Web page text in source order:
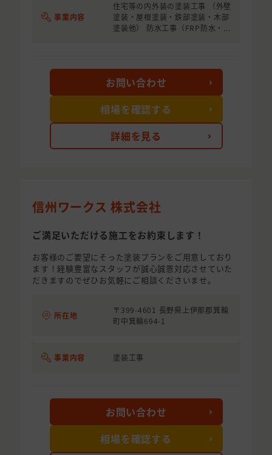
事業内容
住宅等の内外装の塗装工事 （外壁
塗装・屋根塗装・鉄部塗装・木部
塗装他） 防水工事（FRP防水・...
詳細を見る
お問い合わせ
相場を確認する
信州ワークス 株式会社
ご満足いただける施工をお約束します！
お客様のご要望にそった塗装プランをご用意しており
ます！経験豊富なスタッフが誠心誠意対応させていた
だきますのでぜひお気軽にご相談くださいませ。
所在地
〒399-4601 長野県上伊那郡箕輪
町中箕輪694-1
事業内容 塗装工事
お問い合わせ
相場を確認する